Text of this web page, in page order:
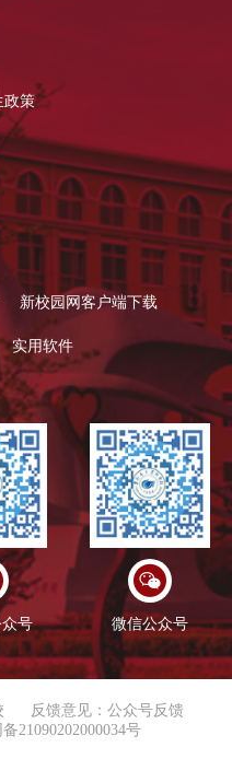
政策
新校园网客户端下载
实用软件
号 微信公众号
反馈意见：公众号反馈
21090202000034号